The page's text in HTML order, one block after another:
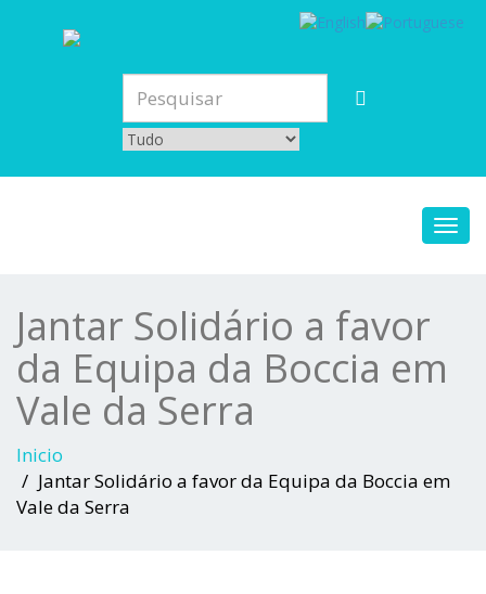
Jantar Solidário a favor
da Equipa da Boccia em
Vale da Serra
Inicio
Jantar Solidário a favor da Equipa da Boccia em
Vale da Serra